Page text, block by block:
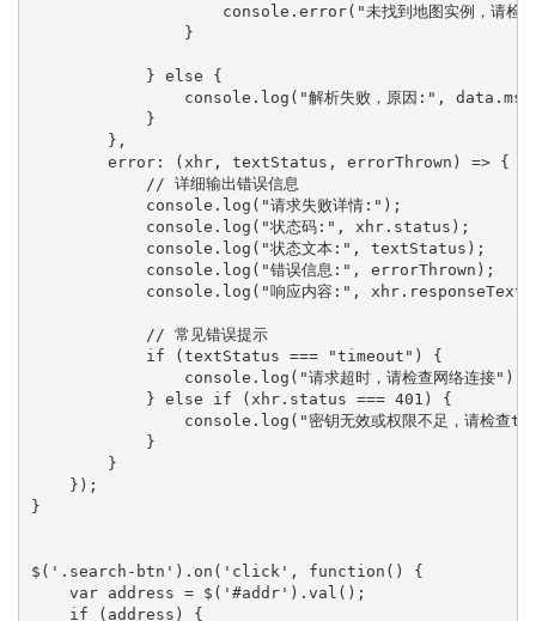
console.error("未找到地图实例，请检查map变
}
} else {
console.log("解析失败，原因:", data.msg ||
}
},
error: (xhr, textStatus, errorThrown) => {
// 详细输出错误信息
console.log("请求失败详情:");
console.log("状态码:", xhr.status);
console.log("状态文本:", textStatus);
console.log("错误信息:", errorThrown);
console.log("响应内容:",
// 常见错误提示
if (textStatus === "timeout") {
console.log("请求超时，请检查网络连接");
} else if (xhr.status === 401) {
console.log("密钥无效或权限不足，请检查
}
}
});
}
$('.search-btn').on('click', function() {
var address = $('#addr').val();
if (address) {